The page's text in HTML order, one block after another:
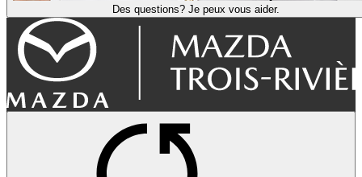
Des questions? Je peux vous aider.